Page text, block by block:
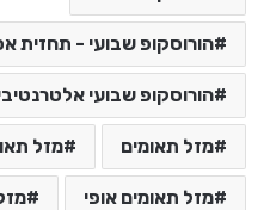
הורוסקופ שבועי - תחזית
הורוסקופ שבועי
מזל תאומים מזל
מזל תאומים אופי